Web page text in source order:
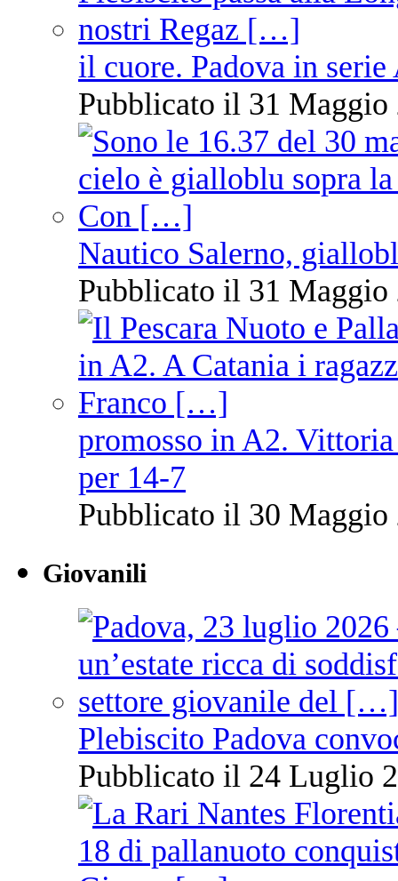
il cuore. Padova in serie
Pubblicato il 31 Maggio
Nautico Salerno,
Pubblicato il 31 Maggio
promosso in A2.
per 14-7
Pubblicato il 30 Maggio
Giovanili
Plebiscito Padova
Pubblicato il 24 Luglio